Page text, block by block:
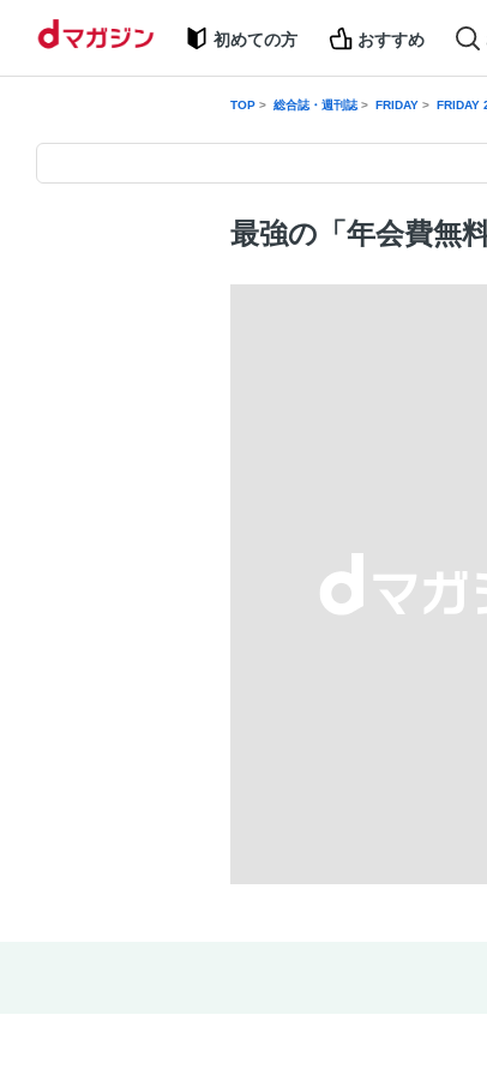
初めての方 おすすめ
TOP 総合誌・週刊誌 FRIDAY FRIDAY
最強の「年会費無